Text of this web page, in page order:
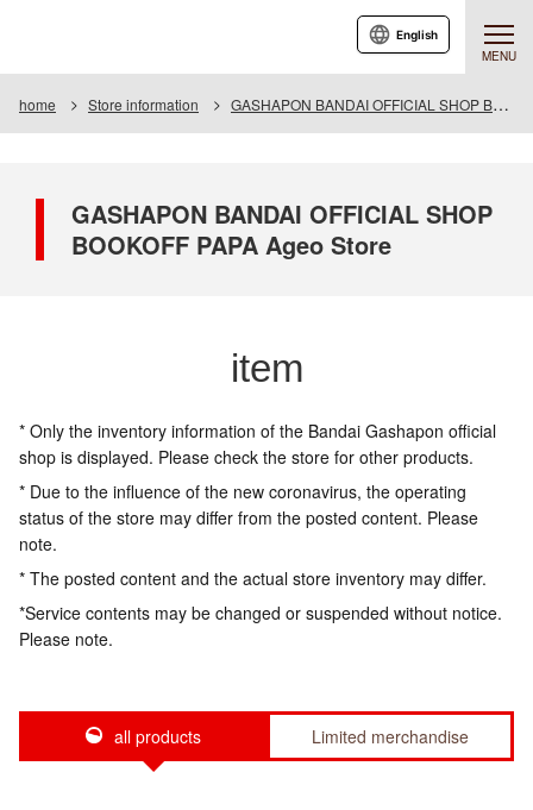
MENU
English
home Store information GASHAPON BANDAI OFFICIAL SHOP BOOKOFF PAPA Ageo Store
GASHAPON BANDAI OFFICIAL SHOP
BOOKOFF PAPA Ageo Store
item
* Only the inventory information of the Bandai Gashapon official
shop is displayed. Please check the store for other products.
* Due to the influence of the new coronavirus, the operating
status of the store may differ from the posted content. Please
note.
* The posted content and the actual store inventory may differ.
*Service contents may be changed or suspended without notice.
Please note.
all products Limited merchandise